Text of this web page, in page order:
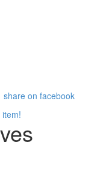
share on facebook
item!